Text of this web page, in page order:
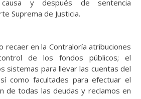
y después de sentencia
Suprema de Justicia.
recaer en la Contraloría atribuciones
de los fondos públicos; el
sistemas para llevar las cuentas del
como facultades para efectuar el
de todas las deudas y reclamos en